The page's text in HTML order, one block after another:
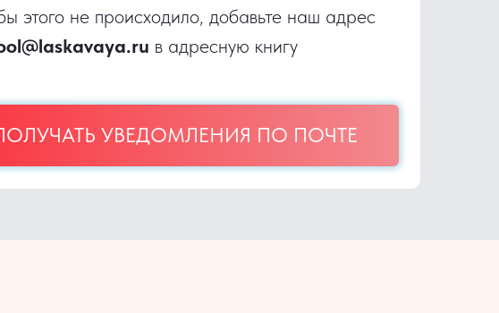
УВЕДОМЛЕНИЯ ПО ПОЧТЕ
этого не происходило, добавьте наш адрес
в адресную книгу